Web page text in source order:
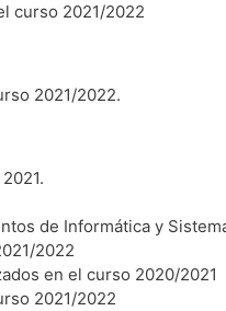
curso 2021/2022
2021/2022.
de Informática y
2022
en el curso 2020/2021
2021/2022